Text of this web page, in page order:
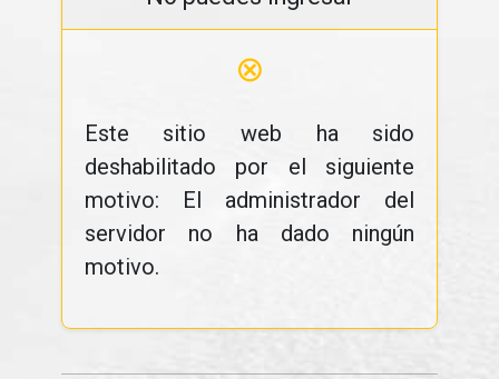
⊗
Este sitio web ha sido
deshabilitado por el siguiente
motivo: El administrador del
servidor no ha dado ningún
motivo.